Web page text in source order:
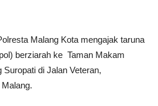
Malang Kota mengajak taruna
berziarah ke Taman Makam
di Jalan Veteran,